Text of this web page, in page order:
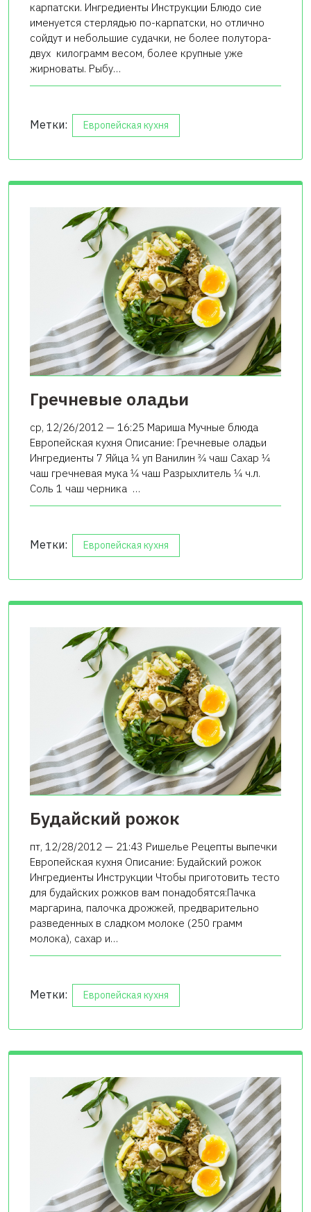
карпатски. Ингредиенты Инструкции Блюдо сие
именуется стерлядью по-карпатски, но отлично
сойдут и небольшие судачки, не более полутора-
двух килограмм весом, более крупные уже
жирноваты. Рыбу…
Метки: Европейская кухня
Гречневые оладьи
ср, 12/26/2012 — 16:25 Мариша Мучные блюда
Европейская кухня Описание: Гречневые оладьи
Ингредиенты 7 Яйца 1⁄4 уп Ванилин 3⁄4 чаш Сахар 1⁄4
чаш гречневая мука 1⁄4 чаш Разрыхлитель 1⁄4 ч.л.
Соль 1 чаш черника …
Метки: Европейская кухня
Будайский рожок
пт, 12/28/2012 — 21:43 Ришелье Рецепты выпечки
Европейская кухня Описание: Будайский рожок
Ингредиенты Инструкции Чтобы приготовить тесто
для будайских рожков вам понадобятся:Пачка
маргарина, палочка дрожжей, предварительно
разведенных в сладком молоке (250 грамм
молока), сахар и…
Метки: Европейская кухня